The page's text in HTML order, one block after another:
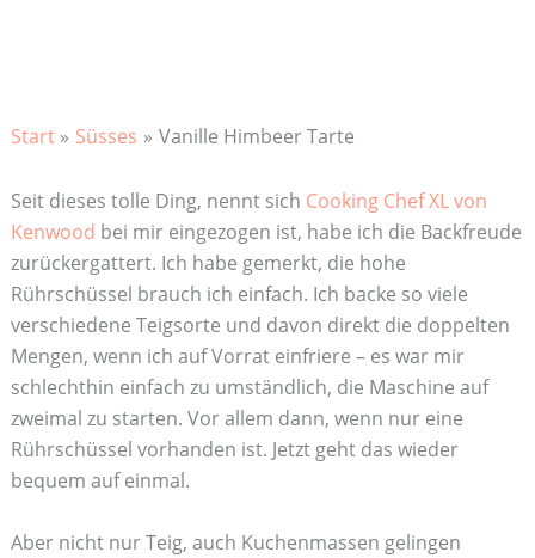
Start Süsses Vanille Himbeer Tarte
Seit dieses tolle Ding, nennt sich Cooking Chef XL von
Kenwood bei mir eingezogen ist, habe ich die Backfreude
zurückergattert. Ich habe gemerkt, die hohe
Rührschüssel brauch ich einfach. Ich backe so viele
verschiedene Teigsorte und davon direkt die doppelten
Mengen, wenn ich auf Vorrat einfriere – es war mir
schlechthin einfach zu umständlich, die Maschine auf
zweimal zu starten. Vor allem dann, wenn nur eine
Rührschüssel vorhanden ist. Jetzt geht das wieder
bequem auf einmal.
Aber nicht nur Teig, auch Kuchenmassen gelingen